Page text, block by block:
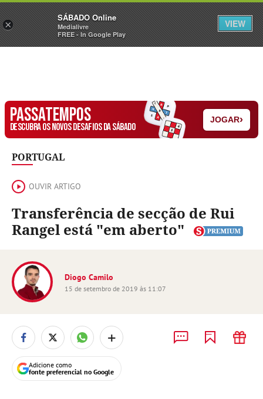
Sábado Assine Iniciar Sessão
PASSATEMPOS
DESCUBRA OS NOVOS DESAFIOS DA SÁBADO
JOGAR›
PORTUGAL
OUVIR ARTIGO
Transferência de secção de Rui
Rangel está "em aberto"
Diogo Camilo
15 de setembro de 2019 às 11:07
+
Adicione como
fonte preferencial no Google
×
SÁBADO Online
Medialivre
FREE - In Google Play
VIEW